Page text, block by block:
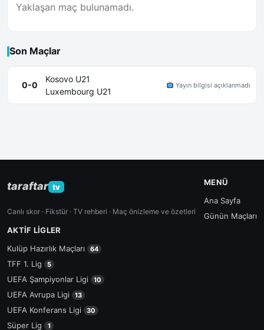
Yaklaşan maç bulunamadı.
Son Maçlar
0-0
Kosovo U21
Luxembourg U21
Yayın bilgisi açıklanmadı
taraftar tv
Canlı skor · Fikstür · TV rehberi · Maç önizleme ve özetleri
MENÜ
Ana Sayfa
Günün Maçları
AKTIF LIGLER
Kulüp Hazırlık Maçları
64
TFF 1. Lig 5
UEFA Şampiyonlar Ligi 10
UEFA Avrupa Ligi 13
UEFA Konferans Ligi 30
Süper Lig 1